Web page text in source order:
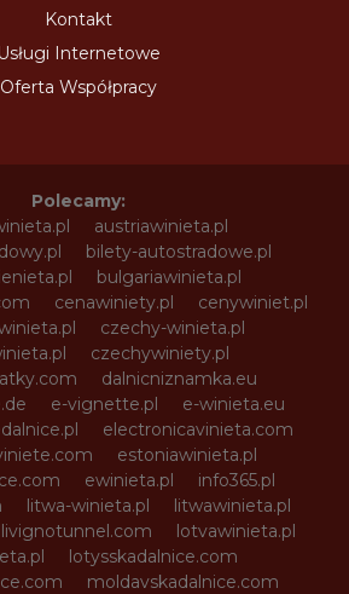
Kontakt
Usługi Internetowe
Oferta Współpracy
Polecamy:
austriawinieta.pl
bilety-autostradowe.pl
bulgariawinieta.pl
cenawiniety.pl
cenywiniet.pl
czechy-winieta.pl
czechywiniety.pl
dalnicniznamka.eu
e-vignette.pl
e-winieta.eu
electronicavinieta.com
estoniawinieta.pl
ewinieta.pl
info365.pl
litwa-winieta.pl
litwawinieta.pl
livignotunnel.com
lotvawinieta.pl
lotysskadalnice.com
moldavskadalnice.com